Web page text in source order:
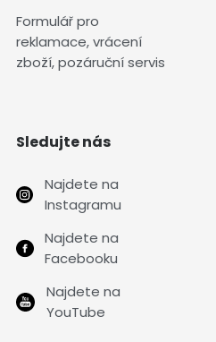
Formulář pro
reklamace, vrácení
zboží, pozáruční servis
Sledujte nás
Najdete na
Instagramu
Najdete na
Facebooku
Najdete na
YouTube